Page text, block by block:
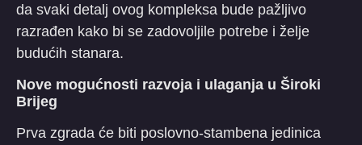
da svaki detalj ovog kompleksa bude pažljivo
razrađen kako bi se zadovoljile potrebe i želje
budućih stanara.
Nove mogućnosti razvoja i ulaganja u Široki
Brijeg
Prva zgrada će biti poslovno-stambena jedinica